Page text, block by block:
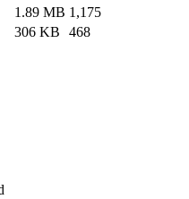
1.89 MB 1,175
306 KB 468